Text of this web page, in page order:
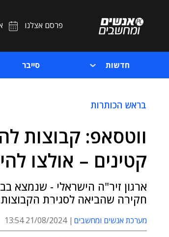
פרסם אצלנו
חדשות סייבר
בראש הכותרות
ווטסאפ: קבוצות
קטינים – אולצו
ארגון זיר"ה הישראלי - שנמצא
חקירה שהביאה לסגירת
מערכת אנשים ומחשבים 21/08/2024 13:54